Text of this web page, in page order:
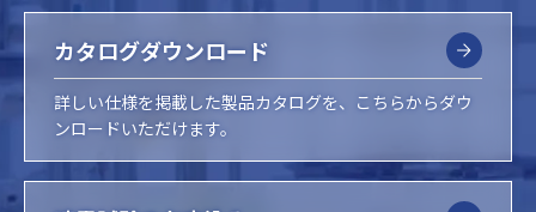
カタログダウンロード
詳しい仕様を掲載した製品カタログを、こちらからダウ
ンロードいただけます。